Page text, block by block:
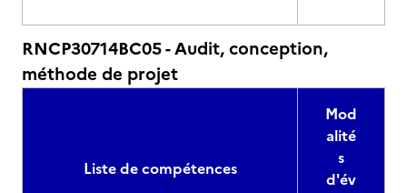
RNCP30714BC05 - Audit, conception,
méthode de projet
Liste de compétences
Mod
alité
s
d'év